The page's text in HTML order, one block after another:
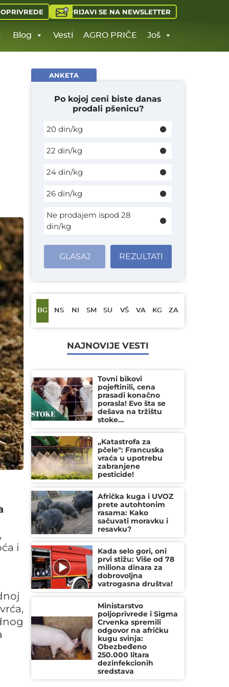
PRIJAVI SE NA NEWSLETTER
Blog Vesti AGRO PRIČE Još
i
ANKETA
Po kojoj ceni biste danas
prodali pšenicu?
20 din/kg
22 din/kg
24 din/kg
26 din/kg
Ne prodajem ispod 28
din/kg
GLASAJ REZULTATI
BG NS NI SM SU VŠ VA KG ZA
NAJNOVIJE VESTI
Tovni bikovi
pojeftinili, cena
prasadi konačno
porasla! Evo šta se
dešava na tržištu
stoke...
„Katastrofa za
pčele": Francuska
vraća u upotrebu
zabranjene
pesticide!
Afrička kuga i UVOZ
prete autohtonim
rasama: Kako
sačuvati moravku i
resavku?
Kada selo gori, oni
prvi stižu: Više od 78
miliona dinara za
dobrovoljna
vatrogasna društva!
Ministarstvo
poljoprivrede i Sigma
Crvenka spremili
odgovor na afričku
kugu svinja:
Obezbeđeno
250.000 litara
dezinfekcionih
sredstava